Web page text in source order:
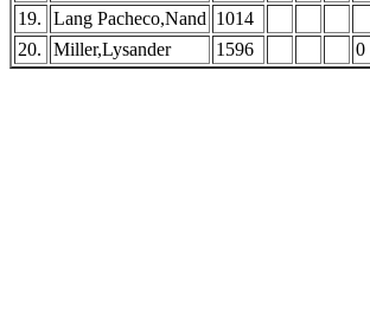
19.
Lang Pacheco,Nand 1014
20.
Miller,Lysander 1596 0